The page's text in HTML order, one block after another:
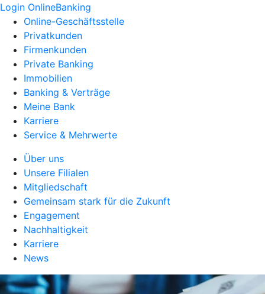
Login OnlineBanking
Online-Geschäftsstelle
Privatkunden
Firmenkunden
Private Banking
Immobilien
Banking & Verträge
Meine Bank
Karriere
Service & Mehrwerte
Über uns
Unsere Filialen
Mitgliedschaft
Gemeinsam stark für die Zukunft
Engagement
Nachhaltigkeit
Karriere
News